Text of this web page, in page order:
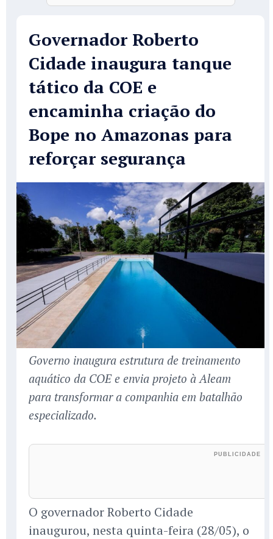
Governador Roberto
Cidade inaugura tanque
tático da COE e
encaminha criação do
Bope no Amazonas para
reforçar segurança
Governo inaugura estrutura de treinamento
aquático da COE e envia projeto à Aleam
para transformar a companhia em batalhão
especializado.
O governador Roberto Cidade
inaugurou, nesta quinta-feira (28/05), o